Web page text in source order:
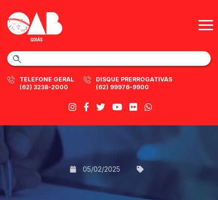
TELEFONE GERAL
(62) 3238-2000
DISQUE PRERROGATIVAS
(62) 99976-9900
05/02/2025